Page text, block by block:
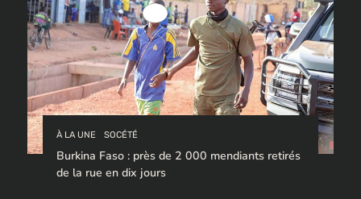
À LA UNE SOCÉTÉ
Burkina Faso : près de 2 000 mendiants retirés
de la rue en dix jours